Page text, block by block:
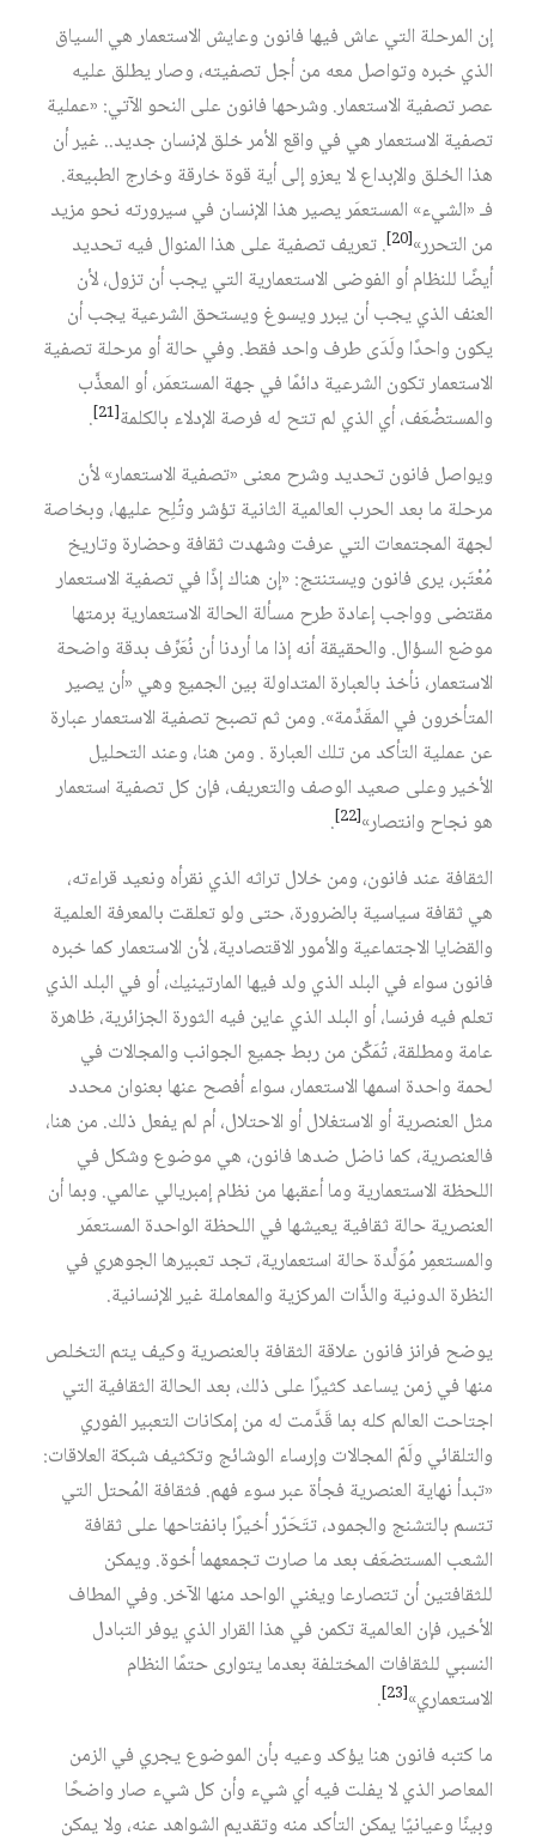
إن المرحلة التي عاش فيها فانون وعايش الاستعمار هي السياق
الذي خبره وتواصل معه من أجل تصفيته، وصار يطلق عليه
عصر تصفية الاستعمار. وشرحها فانون على النحو الآتي: «عملية
تصفية الاستعمار هي في واقع الأمر خلق لإنسان جديد.. غير أن
هذا الخلق والإبداع لا يعزو إلى أية قوة خارقة وخارج الطبيعة.
فـ «الشيء» المستعمَر يصير هذا الإنسان في سيرورته نحو مزيد
من التحرر»[20]
. تعريف تصفية على هذا المنوال فيه تحديد
أيضًا للنظام أو الفوضى الاستعمارية التي يجب أن تزول، لأن
العنف الذي يجب أن يبرر ويسوغ ويستحق الشرعية يجب أن
يكون واحدًا ولَدَى طرف واحد فقط. وفي حالة أو مرحلة تصفية
الاستعمار تكون الشرعية دائمًا في جهة المستعمَر، أو المعذَّب
والمستضْعَف، أي الذي لم تتح له فرصة الإدلاء بالكلمة[21]
.
ويواصل فانون تحديد وشرح معنى «تصفية الاستعمار» لأن
مرحلة ما بعد الحرب العالمية الثانية تؤشر وتُلِح عليها، وبخاصة
لجهة المجتمعات التي عرفت وشهدت ثقافة وحضارة وتاريخ
مُعْتَبر، يرى فانون ويستنتج: «إن هناك إذًا في تصفية الاستعمار
مقتضى وواجب إعادة طرح مسألة الحالة الاستعمارية برمتها
موضع السؤال. والحقيقة أنه إذا ما أردنا أن نُعَرِّف بدقة واضحة
الاستعمار، نأخذ بالعبارة المتداولة بين الجميع وهي «أن يصير
المتأخرون في المقَدِّمة». ومن ثم تصبح تصفية الاستعمار عبارة
عن عملية التأكد من تلك العبارة . ومن هنا، وعند التحليل
الأخير وعلى صعيد الوصف والتعريف، فإن كل تصفية استعمار
هو نجاح وانتصار»[22]
.
الثقافة عند فانون، ومن خلال تراثه الذي نقرأه ونعيد قراءته،
هي ثقافة سياسية بالضرورة، حتى ولو تعلقت بالمعرفة العلمية
والقضايا الاجتماعية والأمور الاقتصادية، لأن الاستعمار كما خبره
فانون سواء في البلد الذي ولد فيها المارتينيك، أو في البلد الذي
تعلم فيه فرنسا، أو البلد الذي عاين فيه الثورة الجزائرية، ظاهرة
عامة ومطلقة، تُمَكِّن من ربط جميع الجوانب والمجالات في
لحمة واحدة اسمها الاستعمار، سواء أفصح عنها بعنوان محدد
مثل العنصرية أو الاستغلال أو الاحتلال، أم لم يفعل ذلك. من هنا،
فالعنصرية، كما ناضل ضدها فانون، هي موضوع وشكل في
اللحظة الاستعمارية وما أعقبها من نظام إمبريالي عالمي. وبما أن
العنصرية حالة ثقافية يعيشها في اللحظة الواحدة المستعمَر
والمستعمِر مُوَلِّدة حالة استعمارية، تجد تعبيرها الجوهري في
النظرة الدونية والذَّات المركزية والمعاملة غير الإنسانية.
يوضح فرانز فانون علاقة الثقافة بالعنصرية وكيف يتم التخلص
منها في زمن يساعد كثيرًا على ذلك، بعد الحالة الثقافية التي
اجتاحت العالم كله بما قَدَّمت له من إمكانات التعبير الفوري
والتلقائي ولَمّ المجالات وإرساء الوشائج وتكثيف شبكة العلاقات:
«تبدأ نهاية العنصرية فجأة عبر سوء فهم. فثقافة المُحتل التي
تتسم بالتشنج والجمود، تتَحَرّر أخيرًا بانفتاحها على ثقافة
الشعب المستضعَف بعد ما صارت تجمعهما أخوة. ويمكن
للثقافتين أن تتصارعا ويغني الواحد منها الآخر. وفي المطاف
الأخير، فإن العالمية تكمن في هذا القرار الذي يوفر التبادل
النسبي للثقافات المختلفة بعدما يتوارى حتمًا النظام
الاستعماري»[23]
.
ما كتبه فانون هنا يؤكد وعيه بأن الموضوع يجري في الزمن
المعاصر الذي لا يفلت فيه أي شيء وأن كل شيء صار واضحًا
وبينًا وعيانيًا يمكن التأكد منه وتقديم الشواهد عنه، ولا يمكن